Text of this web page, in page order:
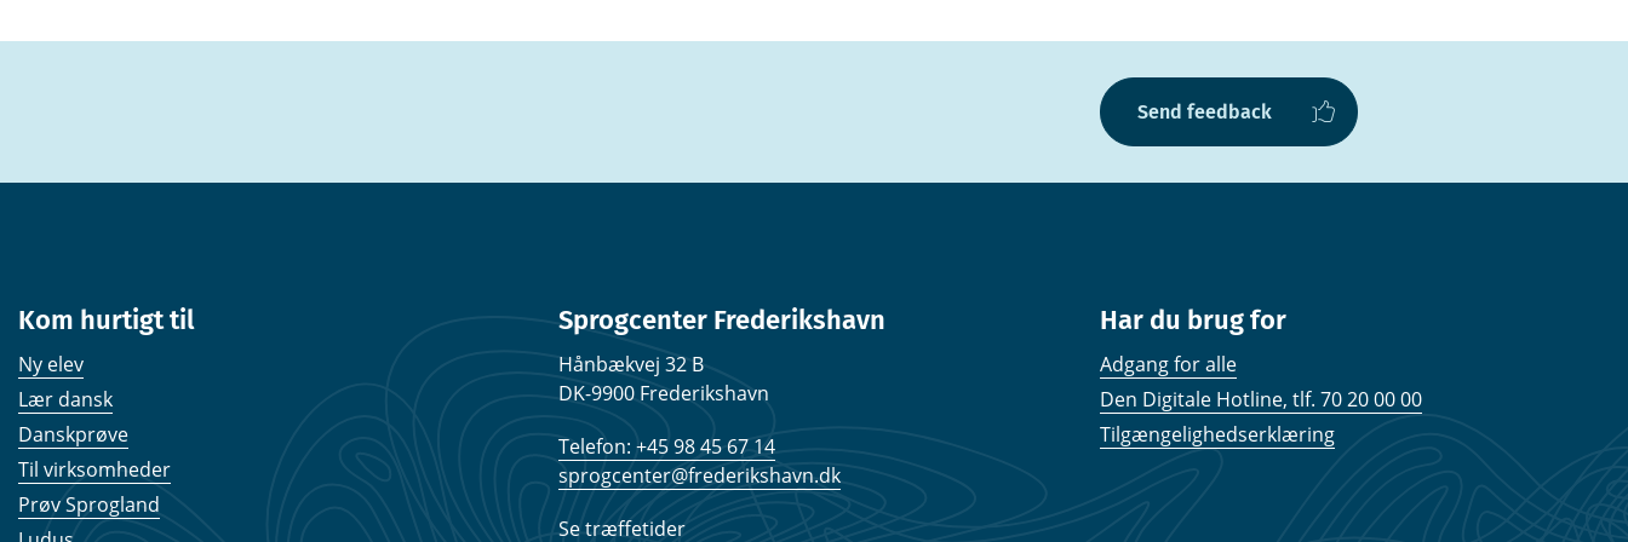
Send feedback
Kom hurtigt til
Ny elev
Lær dansk
Danskprøve
Til virksomheder
Prøv Sprogland
Sprogcenter Frederikshavn
Hånbækvej 32 B
DK-9900 Frederikshavn
Telefon: +45 98 45 67 14
sprogcenter@frederikshavn.dk
Se træffetider
Har du brug for
Adgang for alle
Den Digitale Hotline, tlf. 70 20 00 00
Tilgængelighedserklæring